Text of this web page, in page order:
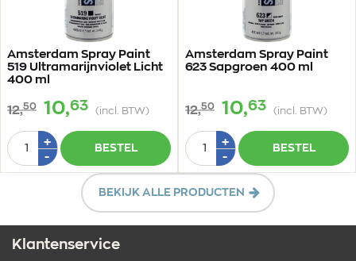
Amsterdam Spray Paint
519 Ultramarijnviolet Licht
400 ml
12,50 10,63 (incl. BTW)
Aantal
+Plus
1
-Min
1
BESTEL
Amsterdam Spray Paint
623 Sapgroen 400 ml
12,50 10,63 (incl. BTW)
Aantal
+Plus
1
-Min
1
BESTEL
BEKIJK ALLE PRODUCTEN
Klantenservice